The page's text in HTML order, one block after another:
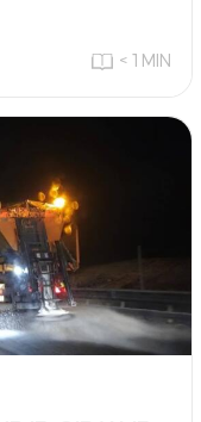
< 1 MIN